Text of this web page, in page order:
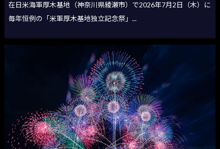
在日米海軍厚木基地（神奈川県綾瀬市）で2026年7月2日（木）に
毎年恒例の「米軍厚木基地独立記念祭」...